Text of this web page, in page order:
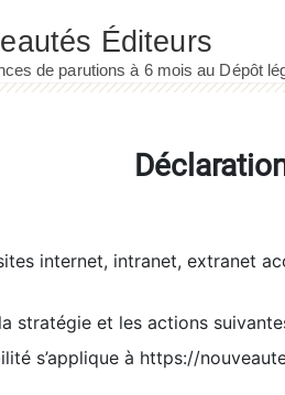
internet, intranet, extranet
stratégie et les actions
s’applique à https://